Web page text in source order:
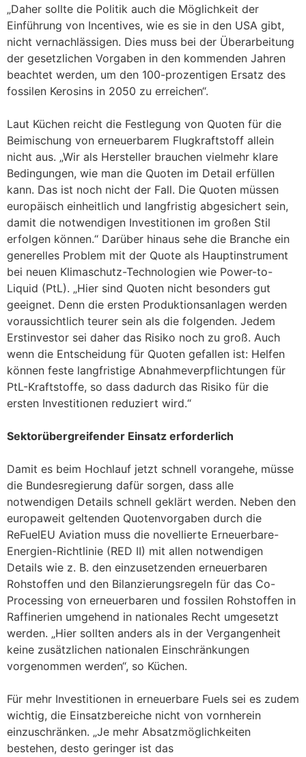
„Daher sollte die Politik auch die Möglichkeit der
Einführung von Incentives, wie es sie in den USA gibt,
nicht vernachlässigen. Dies muss bei der Überarbeitung
der gesetzlichen Vorgaben in den kommenden Jahren
beachtet werden, um den 100-prozentigen Ersatz des
fossilen Kerosins in 2050 zu erreichen“.
Laut Küchen reicht die Festlegung von Quoten für die
Beimischung von erneuerbarem Flugkraftstoff allein
nicht aus. „Wir als Hersteller brauchen vielmehr klare
Bedingungen, wie man die Quoten im Detail erfüllen
kann. Das ist noch nicht der Fall. Die Quoten müssen
europäisch einheitlich und langfristig abgesichert sein,
damit die notwendigen Investitionen im großen Stil
erfolgen können.“ Darüber hinaus sehe die Branche ein
generelles Problem mit der Quote als Hauptinstrument
bei neuen Klimaschutz-Technologien wie Power-to-
Liquid (PtL). „Hier sind Quoten nicht besonders gut
geeignet. Denn die ersten Produktionsanlagen werden
voraussichtlich teurer sein als die folgenden. Jedem
Erstinvestor sei daher das Risiko noch zu groß. Auch
wenn die Entscheidung für Quoten gefallen ist: Helfen
können feste langfristige Abnahmeverpflichtungen für
PtL-Kraftstoffe, so dass dadurch das Risiko für die
ersten Investitionen reduziert wird.“
Sektorübergreifender Einsatz erforderlich
Damit es beim Hochlauf jetzt schnell vorangehe, müsse
die Bundesregierung dafür sorgen, dass alle
notwendigen Details schnell geklärt werden. Neben den
europaweit geltenden Quotenvorgaben durch die
ReFuelEU Aviation muss die novellierte Erneuerbare-
Energien-Richtlinie (RED II) mit allen notwendigen
Details wie z. B. den einzusetzenden erneuerbaren
Rohstoffen und den Bilanzierungsregeln für das Co-
Processing von erneuerbaren und fossilen Rohstoffen in
Raffinerien umgehend in nationales Recht umgesetzt
werden. „Hier sollten anders als in der Vergangenheit
keine zusätzlichen nationalen Einschränkungen
vorgenommen werden“, so Küchen.
Für mehr Investitionen in erneuerbare Fuels sei es zudem
wichtig, die Einsatzbereiche nicht von vornherein
einzuschränken. „Je mehr Absatzmöglichkeiten
bestehen, desto geringer ist das